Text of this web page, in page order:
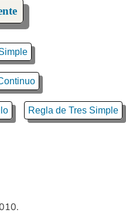
Regla de Tres Simple